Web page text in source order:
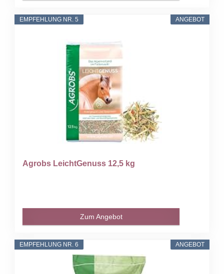
ANGEBOT
EMPFEHLUNG NR. 5
Agrobs LeichtGenuss 12,5 kg
Zum Angebot
ANGEBOT
EMPFEHLUNG NR. 6